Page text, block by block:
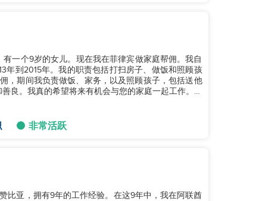
一个9岁的女儿。现在我在菲律宾做家庭帮佣。我自
年到2015年。我的职责包括打扫房子、做饭和照顾孩
，期间我负责做饭、家务，以及照顾孩子，包括送他
良。我真的希望将来有机会与您的家庭一起工作。谢
非常活跃
比亚，拥有9年的工作经验。在这9年中，我在阿联酋